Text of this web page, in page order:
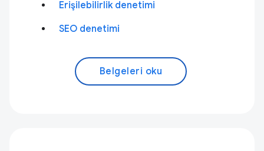
Erişilebilirlik denetimi
SEO denetimi
Belgeleri oku